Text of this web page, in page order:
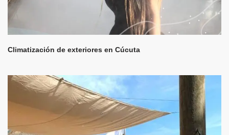
Climatización de exteriores en Cúcuta